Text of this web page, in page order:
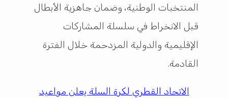
المنتخبات الوطنية، وضمان جاهزية الأبطال
قبل الانخراط في سلسلة المشاركات
الإقليمية والدولية المزدحمة خلال الفترة
القادمة.
الاتحاد القطري لكرة السلة يعلن مواعيد